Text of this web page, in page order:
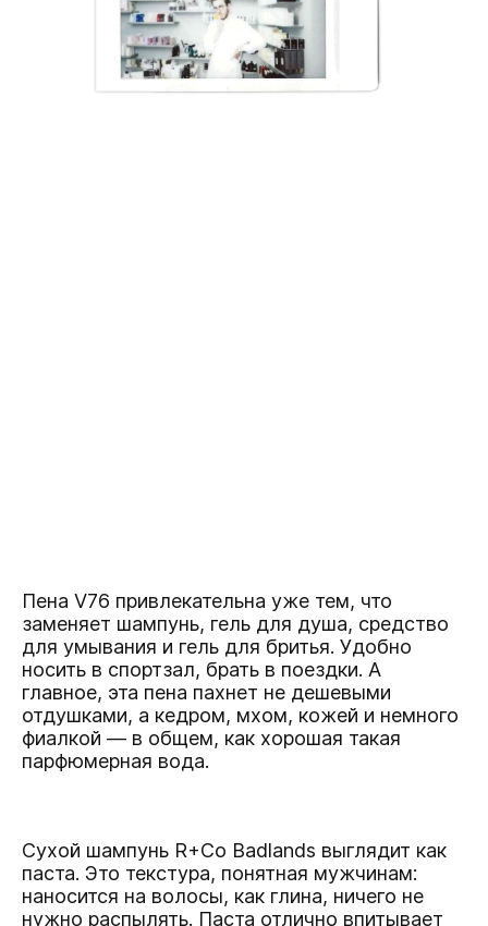
Пена V76 привлекательна уже тем, что
заменяет шампунь, гель для душа, средство
для умывания и гель для бритья. Удобно
носить в спортзал, брать в поездки. А
главное, эта пена пахнет не дешевыми
отдушками, а кедром, мхом, кожей и немного
фиалкой — в общем, как хорошая такая
парфюмерная вода.
Cухой шампунь R+Co Badlands выглядит как
паста. Это текстура, понятная мужчинам:
наносится на волосы, как глина, ничего не
нужно распылять. Паста отлично впитывает